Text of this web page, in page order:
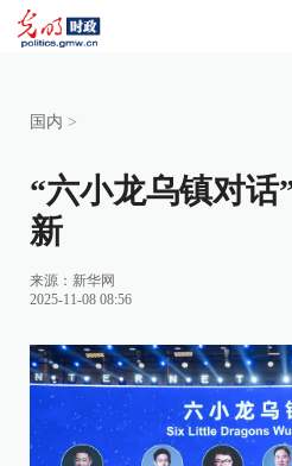
国内 >
“六小龙乌镇对话
新
来源： 新华网
2025-11-08 08:56